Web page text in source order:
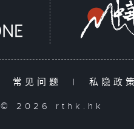
常见问题 | 私隐政
© 2026 rthk.hk